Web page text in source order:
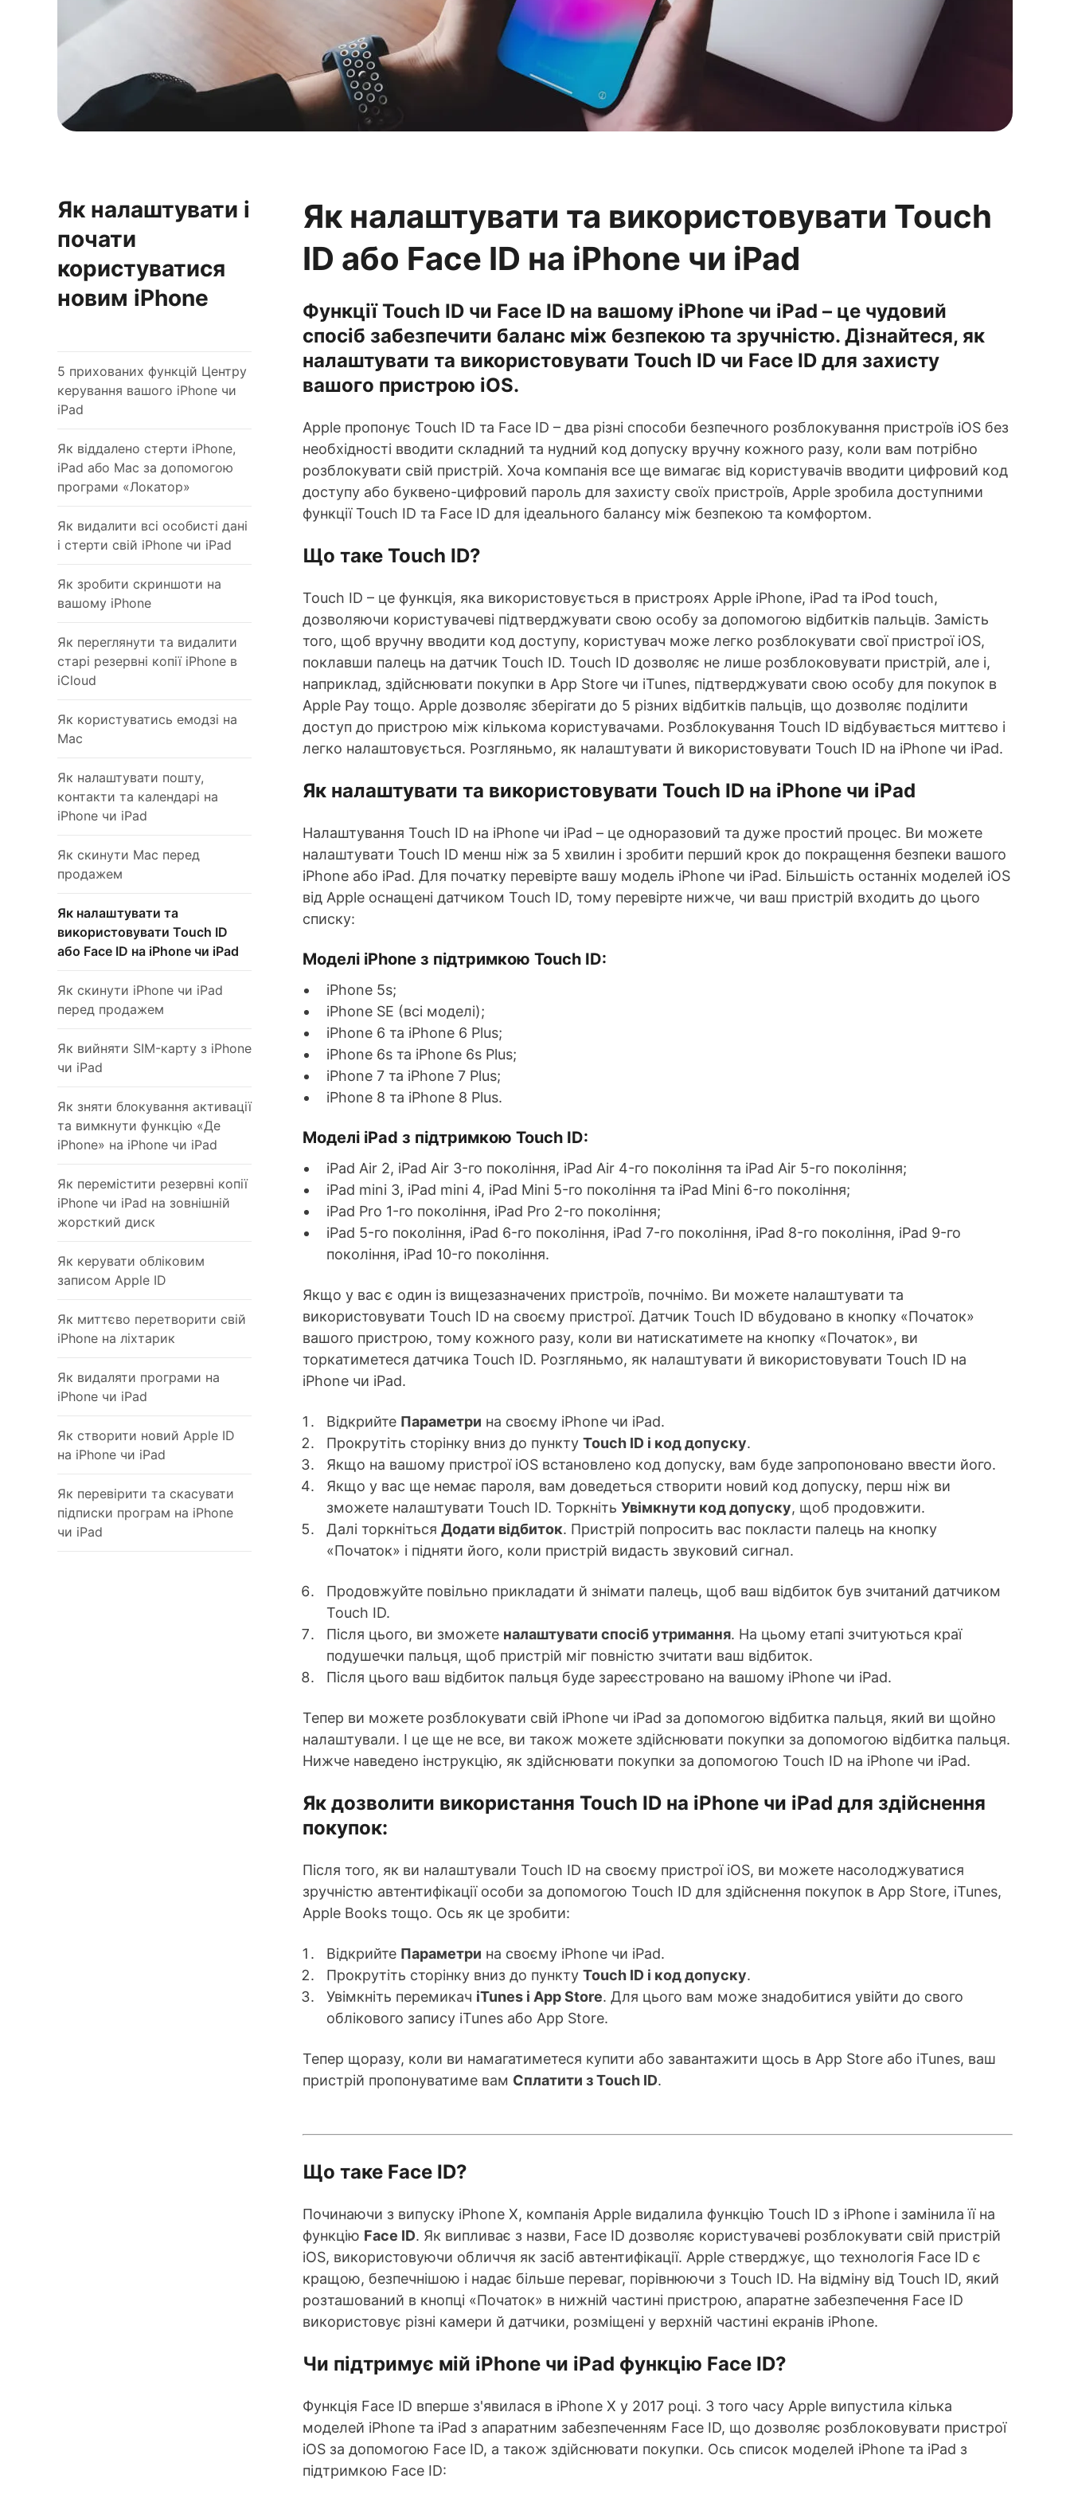
Як налаштувати і
почати
користуватися
новим iPhone
5 прихованих функцій Центру
керування вашого iPhone чи
iPad
Як віддалено стерти iPhone,
iPad або Mac за допомогою
програми «Локатор»
Як видалити всі особисті дані
і стерти свій iPhone чи iPad
Як зробити скриншоти на
вашому iPhone
Як переглянути та видалити
старі резервні копії iPhone в
iCloud
Як користуватись емодзі на
Mac
Як налаштувати пошту,
контакти та календарі на
iPhone чи iPad
Як скинути Mac перед
продажем
Як налаштувати та
використовувати Touch ID
або Face ID на iPhone чи iPad
Як скинути iPhone чи iPad
перед продажем
Як вийняти SIM-карту з iPhone
чи iPad
Як зняти блокування активації
та вимкнути функцію «Де
iPhone» на iPhone чи iPad
Як перемістити резервні копії
iPhone чи iPad на зовнішній
жорсткий диск
Як керувати обліковим
записом Apple ID
Як миттєво перетворити свій
iPhone на ліхтарик
Як видаляти програми на
iPhone чи iPad
Як створити новий Apple ID
на iPhone чи iPad
Як перевірити та скасувати
підписки програм на iPhone
чи iPad
Як налаштувати та використовувати Touch
ID або Face ID на iPhone чи iPad
Функції Touch ID чи Face ID на вашому iPhone чи iPad – це чудовий
спосіб забезпечити баланс між безпекою та зручністю. Дізнайтеся, як
налаштувати та використовувати Touch ID чи Face ID для захисту
вашого пристрою iOS.
Apple пропонує Touch ID та Face ID – два різні способи безпечного розблокування пристроїв iOS без
необхідності вводити складний та нудний код допуску вручну кожного разу, коли вам потрібно
розблокувати свій пристрій. Хоча компанія все ще вимагає від користувачів вводити цифровий код
доступу або буквено-цифровий пароль для захисту своїх пристроїв, Apple зробила доступними
функції Touch ID та Face ID для ідеального балансу між безпекою та комфортом.
Що таке Touch ID?
Touch ID – це функція, яка використовується в пристроях Apple iPhone, iPad та iPod touch,
дозволяючи користувачеві підтверджувати свою особу за допомогою відбитків пальців. Замість
того, щоб вручну вводити код доступу, користувач може легко розблокувати свої пристрої iOS,
поклавши палець на датчик Touch ID. Touch ID дозволяє не лише розблоковувати пристрій, але і,
наприклад, здійснювати покупки в App Store чи iTunes, підтверджувати свою особу для покупок в
Apple Pay тощо. Apple дозволяє зберігати до 5 різних відбитків пальців, що дозволяє поділити
доступ до пристрою між кількома користувачами. Розблокування Touch ID відбувається миттєво і
легко налаштовується. Розгляньмо, як налаштувати й використовувати Touch ID на iPhone чи iPad.
Як налаштувати та використовувати Touch ID на iPhone чи iPad
Налаштування Touch ID на iPhone чи iPad – це одноразовий та дуже простий процес. Ви можете
налаштувати Touch ID менш ніж за 5 хвилин і зробити перший крок до покращення безпеки вашого
iPhone або iPad. Для початку перевірте вашу модель iPhone чи iPad. Більшість останніх моделей iOS
від Apple оснащені датчиком Touch ID, тому перевірте нижче, чи ваш пристрій входить до цього
списку:
Моделі iPhone з підтримкою Touch ID:
iPhone 5s;
iPhone SE (всі моделі);
iPhone 6 та iPhone 6 Plus;
iPhone 6s та iPhone 6s Plus;
iPhone 7 та iPhone 7 Plus;
iPhone 8 та iPhone 8 Plus.
Моделі iPad з підтримкою Touch ID:
iPad Air 2, iPad Air 3-го покоління, iPad Air 4-го покоління та iPad Air 5-го покоління;
iPad mini 3, iPad mini 4, iPad Mini 5-го покоління та iPad Mini 6-го покоління;
iPad Pro 1-го покоління, iPad Pro 2-го покоління;
iPad 5-го покоління, iPad 6-го покоління, iPad 7-го покоління, iPad 8-го покоління, iPad 9-го
покоління, iPad 10-го покоління.
Якщо у вас є один із вищезазначених пристроїв, почнімо. Ви можете налаштувати та
використовувати Touch ID на своєму пристрої. Датчик Touch ID вбудовано в кнопку «Початок»
вашого пристрою, тому кожного разу, коли ви натискатимете на кнопку «Початок», ви
торкатиметеся датчика Touch ID. Розгляньмо, як налаштувати й використовувати Touch ID на
iPhone чи iPad.
Відкрийте Параметри на своєму iPhone чи iPad.
Прокрутіть сторінку вниз до пункту Touch ID і код допуску.
Якщо на вашому пристрої iOS встановлено код допуску, вам буде запропоновано ввести його.
Якщо у вас ще немає пароля, вам доведеться створити новий код допуску, перш ніж ви
зможете налаштувати Touch ID. Торкніть Увімкнути код допуску, щоб продовжити.
Далі торкніться Додати відбиток. Пристрій попросить вас покласти палець на кнопку
«Початок» і підняти його, коли пристрій видасть звуковий сигнал.
Продовжуйте повільно прикладати й знімати палець, щоб ваш відбиток був зчитаний датчиком
Touch ID.
Після цього, ви зможете налаштувати спосіб утримання. На цьому етапі зчитуються краї
подушечки пальця, щоб пристрій міг повністю зчитати ваш відбиток.
Після цього ваш відбиток пальця буде зареєстровано на вашому iPhone чи iPad.
Тепер ви можете розблокувати свій iPhone чи iPad за допомогою відбитка пальця, який ви щойно
налаштували. І це ще не все, ви також можете здійснювати покупки за допомогою відбитка пальця.
Нижче наведено інструкцію, як здійснювати покупки за допомогою Touch ID на iPhone чи iPad.
Як дозволити використання Touch ID на iPhone чи iPad для здійснення
покупок:
Після того, як ви налаштували Touch ID на своєму пристрої iOS, ви можете насолоджуватися
зручністю автентифікації особи за допомогою Touch ID для здійснення покупок в App Store, iTunes,
Apple Books тощо. Ось як це зробити:
Відкрийте Параметри на своєму iPhone чи iPad.
Прокрутіть сторінку вниз до пункту Touch ID і код допуску.
Увімкніть перемикач iTunes і App Store. Для цього вам може знадобитися увійти до свого
облікового запису iTunes або App Store.
Тепер щоразу, коли ви намагатиметеся купити або завантажити щось в App Store або iTunes, ваш
пристрій пропонуватиме вам Сплатити з Touch ID.
Що таке Face ID?
Починаючи з випуску iPhone X, компанія Apple видалила функцію Touch ID з iPhone і замінила її на
функцію Face ID. Як випливає з назви, Face ID дозволяє користувачеві розблокувати свій пристрій
iOS, використовуючи обличчя як засіб автентифікації. Apple стверджує, що технологія Face ID є
кращою, безпечнішою і надає більше переваг, порівнюючи з Touch ID. На відміну від Touch ID, який
розташований в кнопці «Початок» в нижній частині пристрою, апаратне забезпечення Face ID
використовує різні камери й датчики, розміщені у верхній частині екранів iPhone.
Чи підтримує мій iPhone чи iPad функцію Face ID?
Функція Face ID вперше з'явилася в iPhone X у 2017 році. З того часу Apple випустила кілька
моделей iPhone та iPad з апаратним забезпеченням Face ID, що дозволяє розблоковувати пристрої
iOS за допомогою Face ID, а також здійснювати покупки. Ось список моделей iPhone та iPad з
підтримкою Face ID: